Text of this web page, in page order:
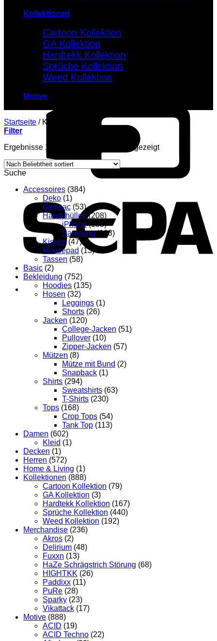
Kollektionen
Cartoon Kollektion
GA Kollektion
Hardtekk Kollektion
Sprüche Kollektion
Weed Kollektion
Motive
Startseite /Kollektionen
Filter
Ergebnisse 1 – 12 von 888 werden angezeigt
Suche
Accessoires (384)
Deko (1)
Gymsac (53)
Handyhüllen (208)
iPhone (105)
Samsung (103)
Kissen (47)
Mousepad (13)
Tassen (58)
Basic (2)
Bekleidung (752)
Hoodies (135)
Hosen (32)
Leggings (1)
Shorts (26)
Jacken (120)
College-Jacken (51)
Pullover (10)
Zipper-Jacken (57)
Mützen (8)
Mütze mit Bund (2)
Snapback (1)
Shirts (294)
Sweatshirts (63)
T-Shirts (230)
Tops (168)
Crop Tops (54)
Tank Top (113)
Damen (602)
Kleid (1)
Decken (1)
Herren (572)
Home & Living (1)
Kollektionen (888)
Cartoon Kollektion (79)
GA Kollektion (3)
Hardtekk Kollektion (167)
Sprüche Kollektion (440)
Weed Kollektion (192)
Merchandise (236)
Akros (2)
Delirium (48)
Fuxxn (13)
HaZe Schrägstrich Störung (68)
HIGHTKK (26)
Paddixx (11)
PuRe (28)
Sparky (23)
Vikattack (17)
Motive (888)
ACID (19)
ACID Techno (22)